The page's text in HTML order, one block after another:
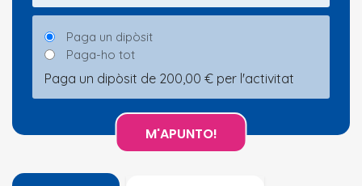
Paga un dipòsit
Paga-ho tot
Paga un dipòsit de 200,00 € per l'activitat